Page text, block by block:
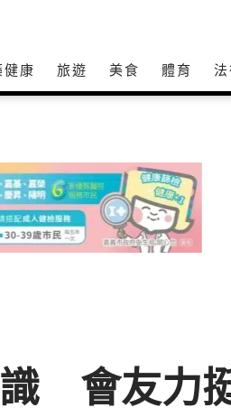
健康 旅遊 美食 體育
會友力